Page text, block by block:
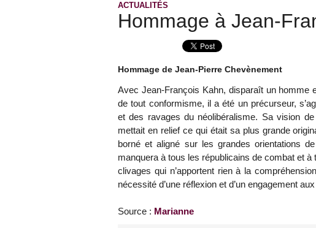
ACTUALITÉS
Hommage à Jean-
Hommage de Jean-Pierre Chevènement
Avec Jean-François Kahn, disparaît un homme
de tout conformisme, il a été un précurseur,
et des ravages du néolibéralisme. Sa vision
mettait en relief ce qui était sa plus grande
borné et aligné sur les grandes orientations
manquera à tous les républicains de combat et
clivages qui n’apportent rien à la
nécessité d’une réflexion et d’un engagement
Source : Marianne